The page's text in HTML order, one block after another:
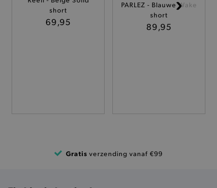
short
69,95
PARLEZ - Blauwe Wake
short
89,95
Gratis verzending vanaf €99
TARGETING
smulervaring op de site en zorgen ervoor dat de